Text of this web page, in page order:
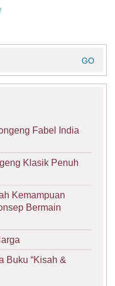
Fabel India
Klasik Penuh
Kemampuan
Bermain
Buku “Kisah &